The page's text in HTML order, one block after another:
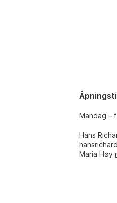
Mandag –
Hans
Maria Høy